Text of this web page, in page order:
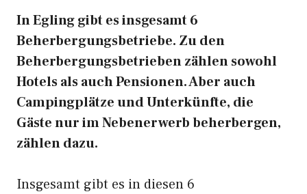
In Egling gibt es insgesamt 6
Beherbergungsbetriebe. Zu den
Beherbergungsbetrieben zählen sowohl
Hotels als auch Pensionen. Aber auch
Campingplätze und Unterkünfte, die
Gäste nur im Nebenerwerb beherbergen,
zählen dazu.
Insgesamt gibt es in diesen 6